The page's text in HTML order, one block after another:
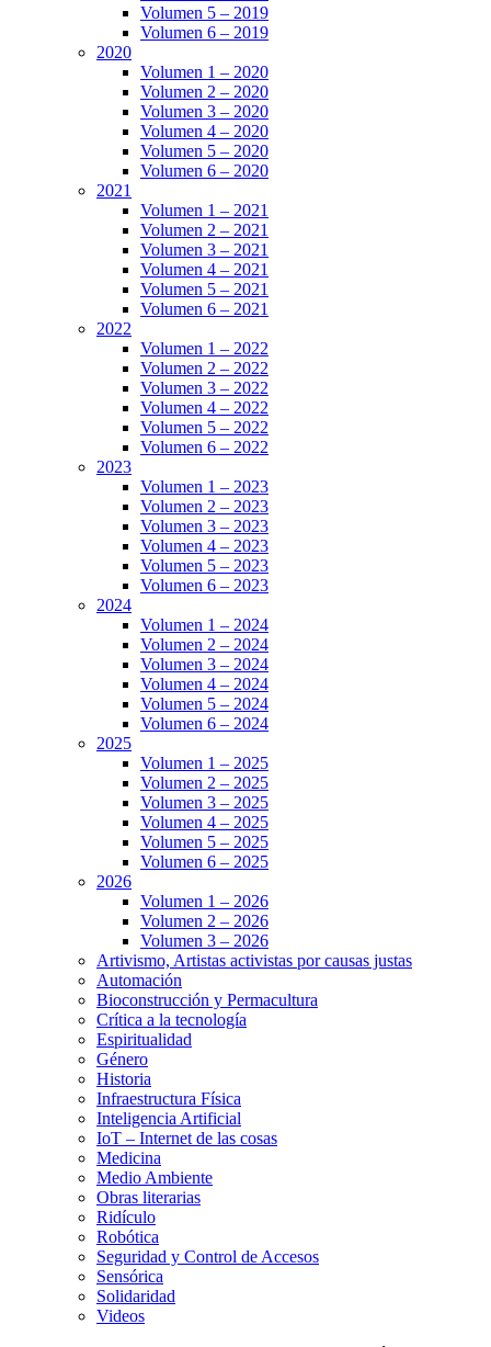
Volumen 5 – 2019
Volumen 6 – 2019
2020
Volumen 1 – 2020
Volumen 2 – 2020
Volumen 3 – 2020
Volumen 4 – 2020
Volumen 5 – 2020
Volumen 6 – 2020
2021
Volumen 1 – 2021
Volumen 2 – 2021
Volumen 3 – 2021
Volumen 4 – 2021
Volumen 5 – 2021
Volumen 6 – 2021
2022
Volumen 1 – 2022
Volumen 2 – 2022
Volumen 3 – 2022
Volumen 4 – 2022
Volumen 5 – 2022
Volumen 6 – 2022
2023
Volumen 1 – 2023
Volumen 2 – 2023
Volumen 3 – 2023
Volumen 4 – 2023
Volumen 5 – 2023
Volumen 6 – 2023
2024
Volumen 1 – 2024
Volumen 2 – 2024
Volumen 3 – 2024
Volumen 4 – 2024
Volumen 5 – 2024
Volumen 6 – 2024
2025
Volumen 1 – 2025
Volumen 2 – 2025
Volumen 3 – 2025
Volumen 4 – 2025
Volumen 5 – 2025
Volumen 6 – 2025
2026
Volumen 1 – 2026
Volumen 2 – 2026
Volumen 3 – 2026
Artivismo, Artistas activistas por causas justas
Automación
Bioconstrucción y Permacultura
Crítica a la tecnología
Espiritualidad
Género
Historia
Infraestructura Física
Inteligencia Artificial
IoT – Internet de las cosas
Medicina
Medio Ambiente
Obras literarias
Ridículo
Robótica
Seguridad y Control de Accesos
Sensórica
Solidaridad
Videos